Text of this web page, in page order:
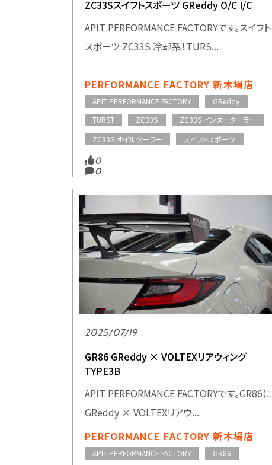
ZC33Sスイフトスポーツ GReddy O/C I/C
APIT PERFORMANCE FACTORYです。スイフト
スポーツ ZC33S 冷却系！TURS...
PERFORMANCE FACTORY 新木場店
APIT PERFORMANCE FACTORY
GReddy
TURST
ZC33S
ZC33S インタークーラー
ZC33S オイルクーラー
スイフトスポーツ
0
0
2025/07/19
GR86 GReddy × VOLTEXリアウィング
TYPE3B
APIT PERFORMANCE FACTORYです。GR86に
GReddy × VOLTEXリアウ...
PERFORMANCE FACTORY 新木場店
APIT PERFORMANCE FACTORY GR86